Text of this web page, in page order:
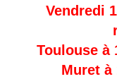
Vendredi
Toulouse à
Muret à